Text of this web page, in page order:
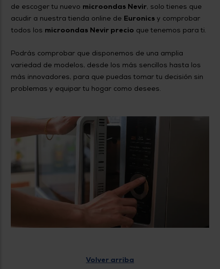
de escoger tu nuevo microondas Nevir, solo tienes que
acudir a nuestra tienda online de Euronicsy comprobar
todos los microondas Nevir precio que tenemos para ti.
Podrás comprobar que disponemos de una amplia
variedad de modelos, desde los más sencillos hasta los
más innovadores, para que puedas tomar tu decisión sin
problemas y equipar tu hogar como desees.
Volver arriba